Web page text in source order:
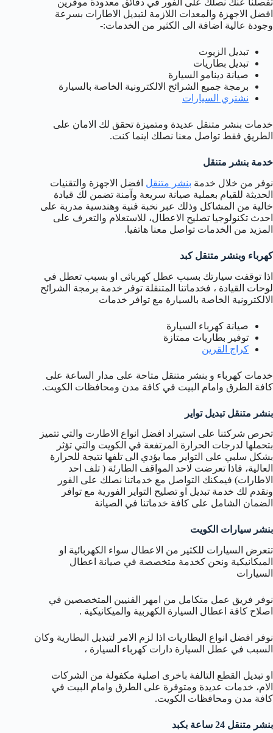
تفصلنا عنك نصلك على الفور في دقائق معدودة موفرين
افضل الاجهزة والمعدات اللازمة لتبديل الاطارات بسرعة
وجودة عالية اضافة الى الكثير من الخدمات:-
تبديل الزيوت
تبديل بطاريات
صيانة دينامو السيارة
برمجة جميع الشرائح الالكترونية الخاصة بالسيارة
نشتري السيارات
خدمات بنشر متنقل عديدة ومتميزة تحقق لك الامان على
الطريق فقط تواصل معنا نصلك اينما كنت.
خدمة بنشر متنقل
نوفر من خلال خدمة بنشر متنقل افضل الاجهزة والتقنيات
الحديثة للقيام بعملية صيانة سريعة وآمنة تضمن لك قيادة
خالية من المشاكل وذلك عبر نخبة فنية وهندسية مدربة على
احدث تكنولوجيا تصليح الاعطال، للاستعلام والتعرف على
المزيد من الخدمات تواصل معنا هاتفيا.
كهرباء وبنشر متنقل كبد
اذا توقفت سيارتك بسبب عطل كهربائي او بسبب تعطل في
لوحات القيادة ، فخدماتنا المتنقلة توفر خدمة برمجة الشرائح
الالكترونية الخاصة بالسيارة مع توافر خدمات
صيانة كهرباء السيارة
توفير بطاريات ممتازة
كراج القرين
خدمات كهرباء و بنشر متنقل متاحة على مدار الساعة على
كافة الطرق وامام البيت في كافة مدن ومحافظات الكويت.
بنشر متنقل تبديل تواير
تحرص شركتنا على استيراد افضل انواع الاطارت والتي تتميز
بتحملها لدرجات الحرارة المرتفعة في الكويت والتي تؤثر
بشكل سلبي على التواير مما يؤدي الى تلفها نتيجة للحرارة
العالية، فاذا تعرضت لاحد المواقف الطارئة ( تلف احد
الاطارات) فيمكنك التواصل مع خدماتنا نصلك على الفور
ونقدم لك خدمة تبديل او تصليح التواير الفورية مع توافر
الضمان الشامل على كافة خدماتنا في الصيانة
بنشر سيارات الكويت
تتعرض السيارات للكثير من الاعطال سواء الكهربائية او
الميكانيكية ونحن كخدمة متخصصة في صيانة اعطال
السيارات
نوفر فريق عمل متكامل من امهر الفنيين المتخصصين في
اصلاح كافة اعطال السيارة الكهربية والميكانيكية .
نوفر افضل انواع البطاريات اذا لزم الامر لتبديل البطارية وكان
السبب في عطل السيارة دارات كهرباء السيارة ،
او تبديل القطع التالفة باخرى اصلية مكفولة من الشركات
الام، خدمات عديدة ومتوفرة على الطرق وامام البيت في
كافة مدن ومحافظات الكويت.
بنشر متنقل 24 ساعة بكبد